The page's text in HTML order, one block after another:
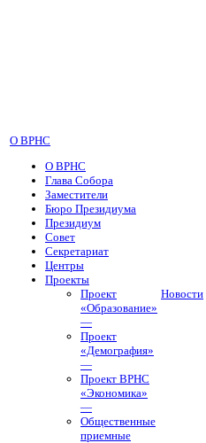
О ВРНС
О ВРНС
Глава Собора
Заместители
Бюро Президиума
Президиум
Совет
Секретариат
Центры
Проекты
Проект
«Образование»
—
Проект
«Демография»
—
Проект ВРНС
«Экономика»
—
Общественные
приемные
Новости